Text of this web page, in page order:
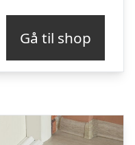
Gå til shop